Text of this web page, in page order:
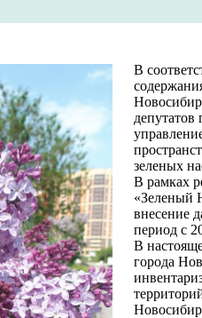
В
зеленых
В рамках
«Зеленый
внесение
период с
В
города